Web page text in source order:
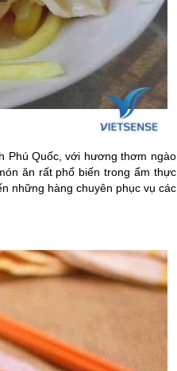
Phú Quốc , với hương thơm ngào
ăn rất phổ biến trong ẩm thực
những hàng chuyên phục vụ các